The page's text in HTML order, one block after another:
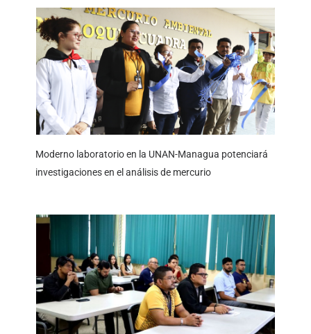
Moderno laboratorio en la UNAN-Managua potenciará
investigaciones en el análisis de mercurio